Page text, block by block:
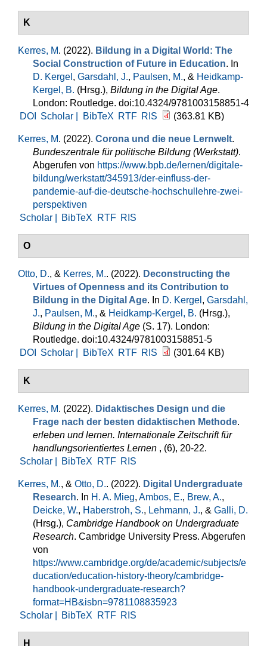
K
Kerres, M. (2022). Bildung in a Digital World: The
Social Construction of Future in Education. In
D. Kergel , Garsdahl, J., Paulsen, M., & Heidkamp-
Kergel, B. (Hrsg.), Bildung in the Digital Age.
London: Routledge. doi:10.4324/9781003158851-4
DOI
Scholar | BibTeX RTF RIS (363.81 KB)
Kerres, M. (2022). Corona und die neue Lernwelt.
Bundeszentrale für politische Bildung (Werkstatt).
Abgerufen von https://www.bpb.de/lernen/digitale-
bildung/werkstatt/345913/der-einfluss-der-
pandemie-auf-die-deutsche-hochschullehre-zwei-
perspektiven
Scholar |
BibTeX RTF RIS
O
Otto, D., & Kerres, M.. (2022). Deconstructing the
Virtues of Openness and its Contribution to
Bildung in the Digital Age. In D. Kergel , Garsdahl,
J., Paulsen, M., & Heidkamp-Kergel, B. (Hrsg.),
Bildung in the Digital Age (S. 17). London:
Routledge. doi:10.4324/9781003158851-5
DOI
Scholar | BibTeX RTF RIS (301.64 KB)
K
Kerres, M. (2022). Didaktisches Design und die
Frage nach der besten didaktischen Methode.
erleben und lernen. Internationale Zeitschrift für
handlungsorientiertes Lernen , (6), 20-22.
Scholar |
BibTeX RTF RIS
Kerres, M., & Otto, D.. (2022). Digital Undergraduate
Research. In H. A. Mieg, Ambos, E., Brew, A.,
Deicke, W., Haberstroh, S., Lehmann, J., & Galli, D.
(Hrsg.), Cambridge Handbook on Undergraduate
Research. Cambridge University Press. Abgerufen
von
https://www.cambridge.org/de/academic/subjects/e
ducation/education-history-theory/cambridge-
handbook-undergraduate-research?
format=HB&isbn=9781108835923
Scholar |
BibTeX RTF RIS
H